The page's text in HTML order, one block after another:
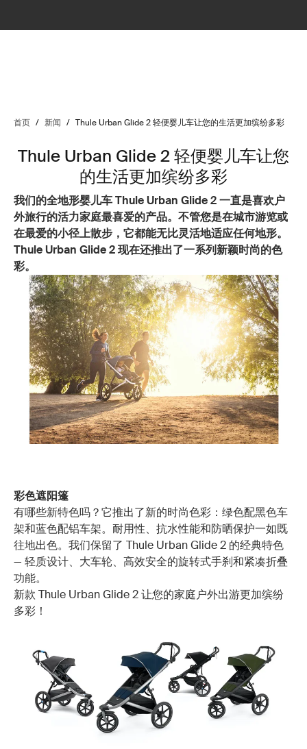
首页 / 新闻 / Thule Urban Glide 2 轻便婴儿车让您的生活更加缤纷多彩
Thule Urban Glide 2 轻便婴儿车让您
的生活更加缤纷多彩
我们的全地形婴儿车 Thule Urban Glide 2 一直是喜欢户
外旅行的活力家庭最喜爱的产品。不管您是在城市游览或
在最爱的小径上散步，它都能无比灵活地适应任何地形。
Thule Urban Glide 2 现在还推出了一系列新颖时尚的色
彩。
彩色遮阳篷
有哪些新特色吗？它推出了新的时尚色彩：绿色配黑色车
架和蓝色配铝车架。耐用性、抗水性能和防晒保护一如既
往地出色。我们保留了 Thule Urban Glide 2 的经典特色
— 轻质设计、大车轮、高效安全的旋转式手刹和紧凑折叠
功能。
新款 Thule Urban Glide 2 让您的家庭户外出游更加缤纷
多彩！